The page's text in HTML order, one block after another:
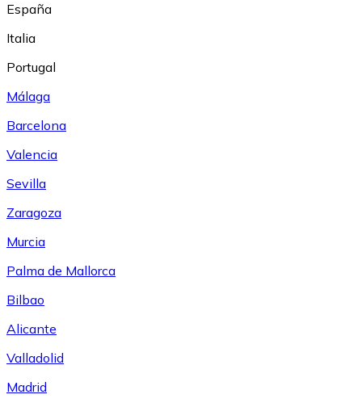
España
Italia
Portugal
Málaga
Barcelona
Valencia
Sevilla
Zaragoza
Murcia
Palma de Mallorca
Bilbao
Alicante
Valladolid
Madrid